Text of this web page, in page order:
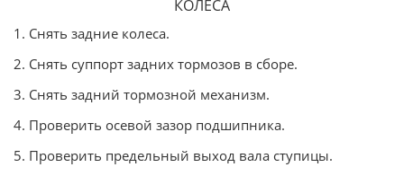
КОЛЕСА
1. Снять задние колеса.
2. Снять суппорт задних тормозов в сборе.
3. Снять задний тормозной механизм.
4. Проверить осевой зазор подшипника.
5. Проверить предельный выход вала ступицы.